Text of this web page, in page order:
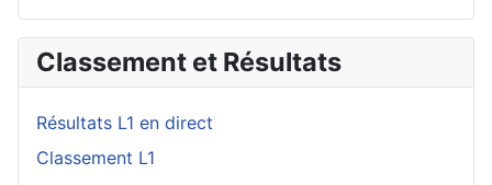
Classement et Résultats
Résultats L1 en direct
Classement L1